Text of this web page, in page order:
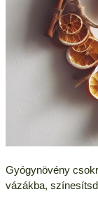
Gyógynövény
vázákba,